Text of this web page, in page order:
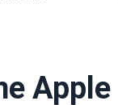
Apple